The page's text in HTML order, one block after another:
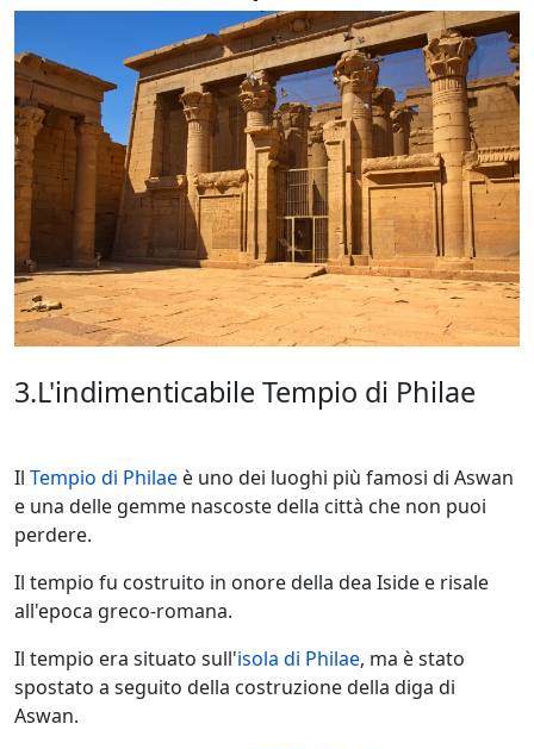
3.L'indimenticabile Tempio di Philae
Il Tempio di Philae è uno dei luoghi più famosi di Aswan
e una delle gemme nascoste della città che non puoi
perdere.
Il tempio fu costruito in onore della dea Iside e risale
all'epoca greco-romana.
Il tempio era situato sull'isola di Philae, ma è stato
spostato a seguito della costruzione della diga di
Aswan.